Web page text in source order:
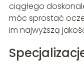
ciągłego
móc sprostać
im najwyższą